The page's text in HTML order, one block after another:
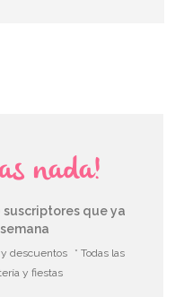
nada!
suscriptores que ya
y descuentos
* Todas las
y fiestas